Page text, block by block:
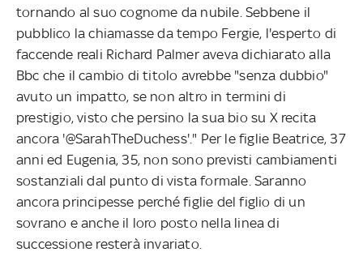
tornando al suo cognome da nubile. Sebbene il
pubblico la chiamasse da tempo Fergie, l'esperto di
faccende reali Richard Palmer aveva dichiarato alla
Bbc che il cambio di titolo avrebbe "senza dubbio"
avuto un impatto, se non altro in termini di
prestigio, visto che persino la sua bio su X recita
ancora '@SarahTheDuchess'." Per le figlie Beatrice, 37
anni ed Eugenia, 35, non sono previsti cambiamenti
sostanziali dal punto di vista formale. Saranno
ancora principesse perché figlie del figlio di un
sovrano e anche il loro posto nella linea di
successione resterà invariato.